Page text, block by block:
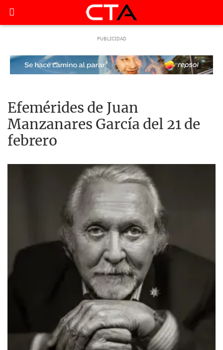
Efemérides de Juan
Manzanares García del 21 de
febrero